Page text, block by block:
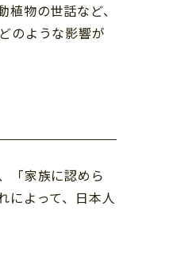
物の世話など、
のような影響が
「家族に認めら
によって、日本人